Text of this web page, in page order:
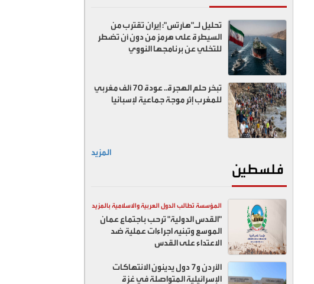
تحليل لـ"هآرتس": إيران تقترب من
السيطرة على هرمز من دون أن تضطر
للتخلي عن برنامجها النووي
تبخر حلم الهجرة.. عودة 70 ألف مغربي
للمغرب إثر موجة جماعية لإسبانيا
المزيد
فلسطين
المؤسسة تطالب الدول العربية والاسلامية بالمزيد
ضد اسرائيل
"القدس الدولية" ترحب باجتماع عمان
الموسع وتبنيه اجراءات عملية ضد
الاعتداء على القدس
الأردن و7 دول يدينون الانتهاكات
الإسرائيلية المتواصلة في غزة